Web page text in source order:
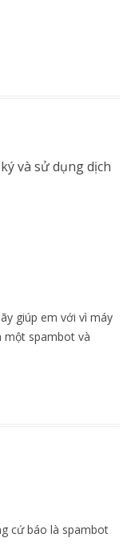
và sử dụng dịch
giúp em với vì máy
một spambot và
cứ báo là spambot